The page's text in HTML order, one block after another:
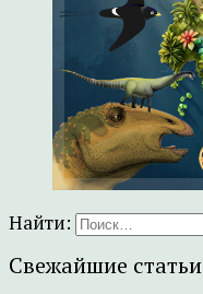
Найти:
Свежайшие статьи